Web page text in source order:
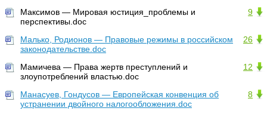
9
Максимов — Мировая юстиция_проблемы и
перспективы.doc
26
Малько, Родионов — Правовые режимы в российском
законодательстве.doc
12
Мамичева — Права жертв преступлений и
злоупотреблений властью.doc
8
Манасуев, Гондусов — Европейская конвенция об
устранении двойного налогообложения.doc